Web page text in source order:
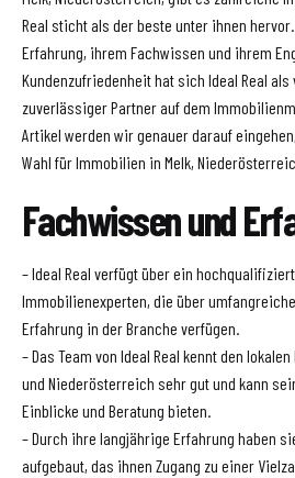
Real sticht als der beste unter ihnen
Erfahrung, ihrem Fachwissen und ihrem
Kundenzufriedenheit hat sich Ideal Real
zuverlässiger Partner auf dem
Artikel werden wir genauer darauf
Wahl für Immobilien in Melk,
Fachwissen und
– Ideal Real verfügt über ein
Immobilienexperten, die über
Erfahrung in der Branche verfügen.
– Das Team von Ideal Real kennt den
und Niederösterreich sehr gut und kann
Einblicke und Beratung bieten.
– Durch ihre langjährige Erfahrung haben
aufgebaut, das ihnen Zugang zu einer